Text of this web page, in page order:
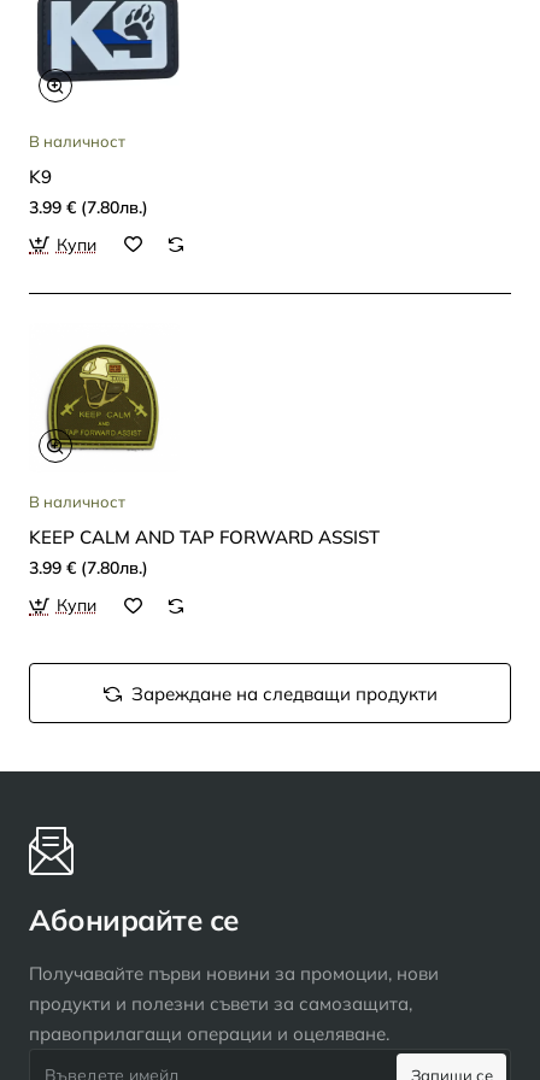
В наличност
K9
3.99 € (7.80лв.)
Купи
В наличност
KEEP CALM AND TAP FORWARD ASSIST
3.99 € (7.80лв.)
Купи
Зареждане на следващи продукти
Абонирайте се
Получавайте първи новини за промоции, нови
продукти и полезни съвети за самозащита,
правоприлагащи операции и оцеляване.
Запиши се